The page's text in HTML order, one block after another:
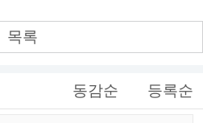
목록
동감순 등록순